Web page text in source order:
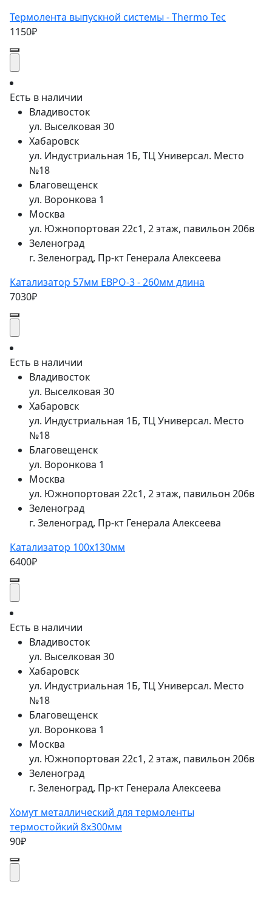
Термолента выпускной системы - Thermo Tec
1150₽
Есть в наличии
Владивосток
ул. Выселковая 30
Хабаровск
ул. Индустриальная 1Б, ТЦ Универсал. Место
№18
Благовещенск
ул. Воронкова 1
Москва
ул. Южнопортовая 22с1, 2 этаж, павильон 206в
Зеленоград
г. Зеленоград, Пр-кт Генерала Алексеева
Катализатор 57мм ЕВРО-3 - 260мм длина
7030₽
Есть в наличии
Владивосток
ул. Выселковая 30
Хабаровск
ул. Индустриальная 1Б, ТЦ Универсал. Место
№18
Благовещенск
ул. Воронкова 1
Москва
ул. Южнопортовая 22с1, 2 этаж, павильон 206в
Зеленоград
г. Зеленоград, Пр-кт Генерала Алексеева
Катализатор 100x130мм
6400₽
Есть в наличии
Владивосток
ул. Выселковая 30
Хабаровск
ул. Индустриальная 1Б, ТЦ Универсал. Место
№18
Благовещенск
ул. Воронкова 1
Москва
ул. Южнопортовая 22с1, 2 этаж, павильон 206в
Зеленоград
г. Зеленоград, Пр-кт Генерала Алексеева
Хомут металлический для термоленты
термостойкий 8х300мм
90₽